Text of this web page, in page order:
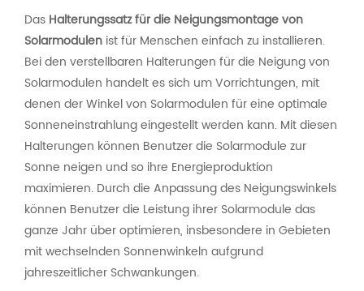
Das Halterungssatz für die Neigungsmontage von
Solarmodulen ist für Menschen einfach zu installieren.
Bei den verstellbaren Halterungen für die Neigung von
Solarmodulen handelt es sich um Vorrichtungen, mit
denen der Winkel von Solarmodulen für eine optimale
Sonneneinstrahlung eingestellt werden kann. Mit diesen
Halterungen können Benutzer die Solarmodule zur
Sonne neigen und so ihre Energieproduktion
maximieren. Durch die Anpassung des Neigungswinkels
können Benutzer die Leistung ihrer Solarmodule das
ganze Jahr über optimieren, insbesondere in Gebieten
mit wechselnden Sonnenwinkeln aufgrund
jahreszeitlicher Schwankungen.